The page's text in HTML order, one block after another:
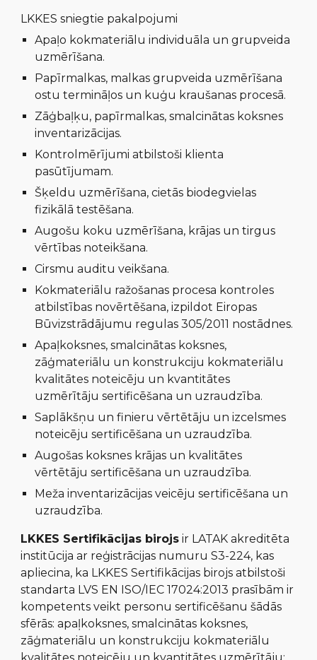
LKKES sniegtie pakalpojumi
Apaļo kokmateriālu individuāla un grupveida
uzmērīšana.
Papīrmalkas, malkas grupveida uzmērīšana
ostu termināļos un kuģu kraušanas procesā.
Zāģbaļķu, papīrmalkas, smalcinātas koksnes
inventarizācijas.
Kontrolmērījumiatbilstoši klienta
pasūtījumam.
Šķeld u uzmērīšana, cietās biodegvielas
fizikālā testēšana.
Augošu koku uzmērīšana, krājas un tirgus
vērtības noteikšana.
Cirsmu auditu veikšana.
Kokmateriālu ražošanas procesa kontroles
atbilstības novērtēšana, izpildot Eiropas
Būvizstrādājumu regulas 305/2011 nostādnes.
Apaļkoksnes, smalcinātas koksnes,
zāģmateriālu un konstrukciju kokmateriālu
kvalitātes noteicēju un kvantitātes
uzmērītāju sertificēšana un uzraudzība.
Saplākšņu un finieru vērtētāju un izcelsmes
noteicējusertificēšana un uzraudzība.
Augošas koksnes krājas un kvalitātes
vērtētāju sertificēšana un uzraudzība.
Meža inventarizācijas veicēju sertificēšana un
uzraudzība.
LKKES Sertifikācijas birojs ir LATAK akreditēta
institūcija ar reģistrācijas numuru S3-224, kas
apliecina, ka LKKESSertifikācijas birojs atbilstoši
standarta LVS EN ISO/IEC 17024:2013 prasībāmir
kompetents veikt personu sertificēšanu šādās
sfērās: apaļkoksnes, smalcinātas koksnes,
zāģmateriālu un konstrukciju kokmateriālu